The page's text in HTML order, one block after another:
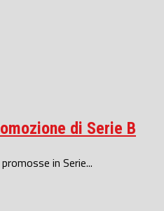
di Serie B
in Serie...